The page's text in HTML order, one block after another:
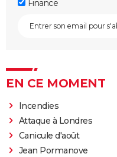
Finance
EN CE MOMENT
Incendies
Attaque à Londres
Canicule d'août
Jean Pormanove